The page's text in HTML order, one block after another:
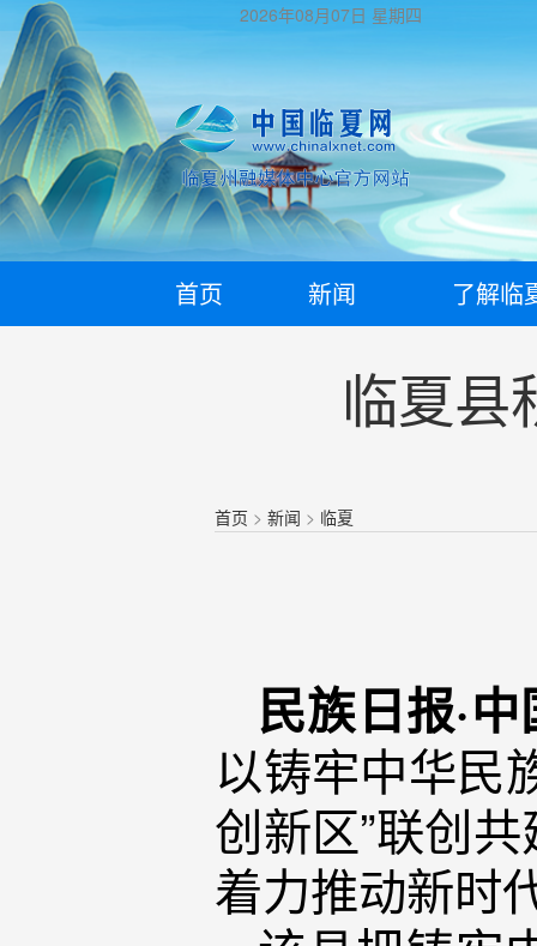
2026年08月07日 星期四
首页 新闻 了解临
临夏县
首页 >新闻 > 临夏
民族日报·
以铸牢中华民
创新区”联创
着力推动新时